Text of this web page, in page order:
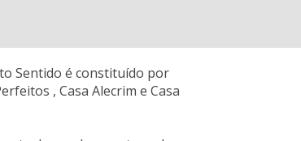
Sentido é constituído por
, Casa Alecrim e Casa